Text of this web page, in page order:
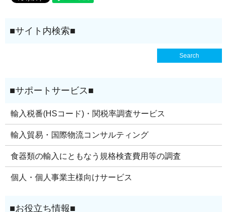
輸入税番(HSコード)・関税率調査サービス
輸入貿易・国際物流コンサルティング
食器類の輸入にともなう規格検査費用等の調査
個人・個人事業主様向けサービス